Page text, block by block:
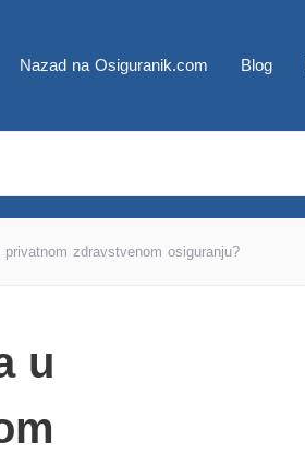
Nazad na Osiguranik.com Blog
zdravstvenom osiguranju?
u